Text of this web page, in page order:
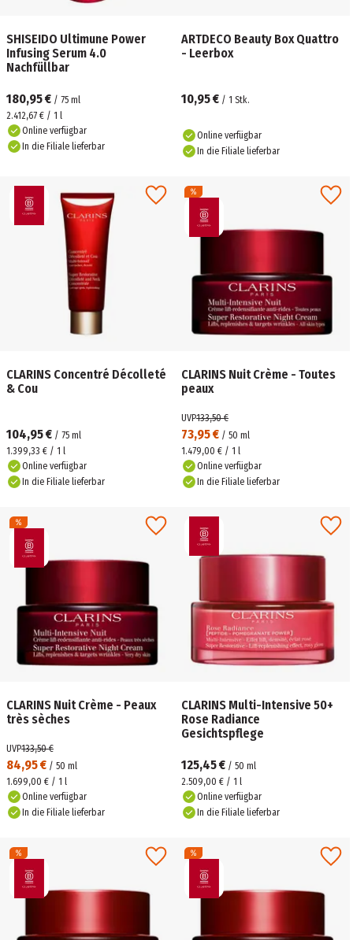
SHISEIDO Ultimune Power
Infusing Serum 4.0
Nachfüllbar
180,95 € / 75 ml
2.412,67 € / 1 l
Online verfügbar
In die Filiale lieferbar
ARTDECO Beauty Box Quattro
- Leerbox
10,95 € / 1 Stk.
Online verfügbar
In die Filiale lieferbar
CLARINS Concentré Décolleté
& Cou
104,95 € / 75 ml
1.399,33 € / 1 l
Online verfügbar
In die Filiale lieferbar
CLARINS Nuit Crème - Toutes
peaux
73,95 € / 50 ml
UVP133,50 €
1.479,00 € / 1 l
Online verfügbar
In die Filiale lieferbar
CLARINS Nuit Crème - Peaux
très sèches
84,95 € / 50 ml
UVP133,50 €
1.699,00 € / 1 l
Online verfügbar
In die Filiale lieferbar
CLARINS Multi-Intensive 50+
Rose Radiance
Gesichtspflege
125,45 € / 50 ml
2.509,00 € / 1 l
Online verfügbar
In die Filiale lieferbar